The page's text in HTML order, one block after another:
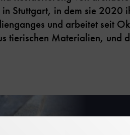
Stuttgart, in dem sie 2020
und arbeitet seit
Materialien, und